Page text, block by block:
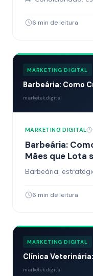
6 min de leitura
MARKETING DIGITAL
Barbeária: Como
marketek.digital
MARKETING DIGITAL
Barbeária:
Mães que Lota
Barbeária:
6 min de leitura
MARKETING DIGITAL
Clínica
marketek.digital